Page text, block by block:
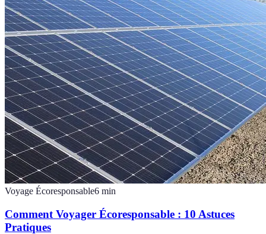
Voyage Écoresponsable6 min
Comment Voyager Écoresponsable : 10 Astuces
Pratiques